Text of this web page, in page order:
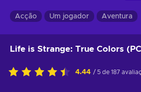
Acção Um jogador Aventura
Life is Strange: True Colors
4.44 / 5 de 187